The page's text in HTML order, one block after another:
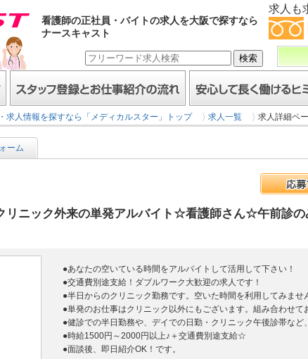
看護師の正社員・バイトの求人を大阪で探すなら
ナースキャスト
求人も
キープ
スタッフ登録とお仕事紹介の流れ 安心して長く働けるヒミツ
求人情報を探すなら「メディカルスター」トップ 求人一覧 求人詳細ペ
ーム
リニック外来の単発アルバイト☆看護師さん☆午前診
●あなたの空いている時間をアルバイトして活用して下さい！
●交通費別途支給！ダブルワーク大歓迎の求人です！
●半日からのクリニック勤務です。空いた時間を利用してみませ
●単発のお仕事はクリニック以外にもございます。組み合わせて
●健診での半日勤務や、デイでの日勤・クリニック午後診帯など
●時給1500円～2000円以上♪＋交通費別途支給☆
●面談後、即日紹介OK！です。